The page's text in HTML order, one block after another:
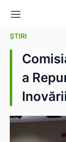
ȘTIRI
a